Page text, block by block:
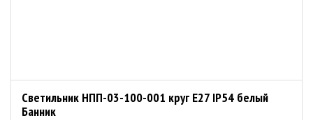
Светильник НПП-03-100-001 круг E27 IP54 белый
Банник